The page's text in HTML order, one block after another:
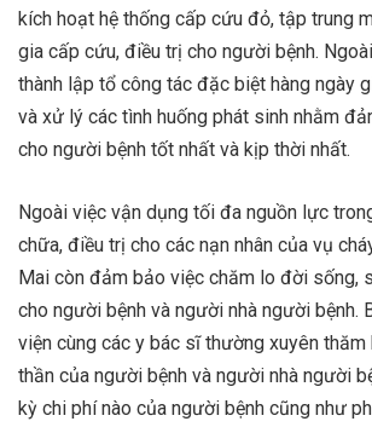
kích hoạt hệ thống cấp cứu đỏ, tập trung
gia cấp cứu, điều trị cho người bệnh.
thành lập tổ công tác đặc biệt hàng ngày
và xử lý các tình huống phát sinh nhằm
cho người bệnh tốt nhất và kịp thời nhất.
Ngoài việc vận dụng tối đa nguồn lực
chữa, điều trị cho các nạn nhân của vụ
Mai còn đảm bảo việc chăm lo đời sống,
cho người bệnh và người nhà người bệnh.
viện cùng các y bác sĩ thường xuyên
thần của người bệnh và người nhà người
kỳ chi phí nào của người bệnh cũng như